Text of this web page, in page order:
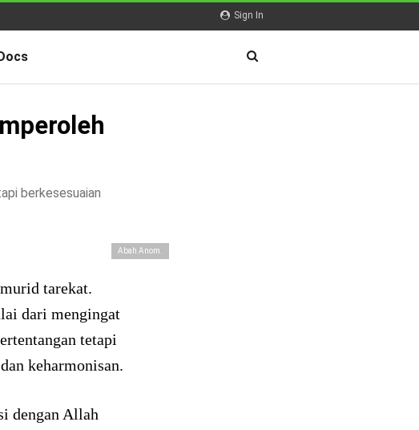
Sign In
berkesesuaian
Abah Anom.
tarekat.
dari mengingat
tetapi
keharmonisan.
dengan Allah